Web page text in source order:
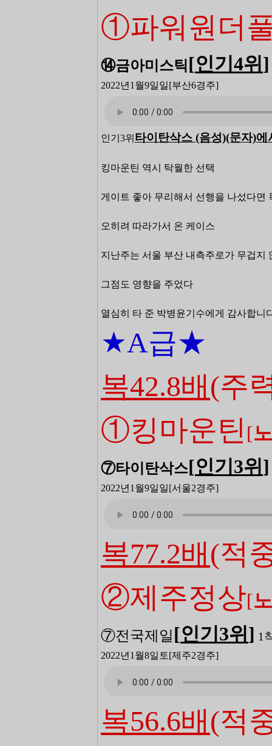
①파워원더
⑭금아미스틱[인기4위 ]
2022년1월9일일[부산6경주]
인기3위 타이탄삭스 (음성)(문자)에
킹마운틴 역시 탁월한 선택
게이트 좋아 무리해서 선행을 나섰다면
오히려 따라가서 온 케이스
지난주는 서울 부산 내측주로가 무겁지
그점도 영향을 주었다
열심히 타 준 박병윤기수에게 감사합니
★A급★
복42.8배(주
①킹마운틴 [
⑦타이탄삭스[인기3위 ]
2022년1월9일일[서울2경주]
복77.2배(적
②제주정상[
⑦전국제일[인기3위 ] 1
2022년1월8일토[제주2경주]
복56.6배(적